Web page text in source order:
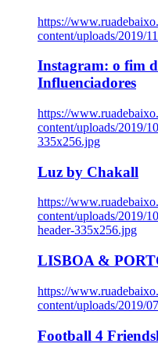
https://
content/uploads/2019/
Instagram: o fim
Influenciadores
https://
content/uploads/2019/
335x256.jpg
Luz by Chakall
https://
content/uploads/2019/
header-335x256.jpg
LISBOA &
https://
content/uploads/2019/
Football 4